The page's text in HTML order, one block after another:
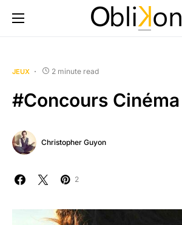
JEUX 2 minute read
#Concours
Christopher Guyon
2